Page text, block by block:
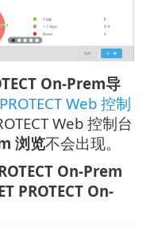
On-Prem导
Web 控制
Web 控制台
浏览不会出现。
On-Prem
PROTECT On-